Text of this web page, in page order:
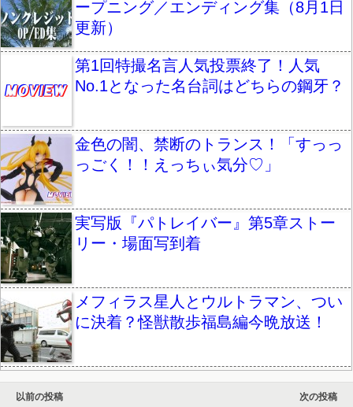
ープニング／エンディング集（8月1日
更新）
第1回特撮名言人気投票終了！人気
No.1となった名台詞はどちらの鋼牙？
金色の闇、禁断のトランス！「すっっ
っごく！！えっちぃ気分♡」
実写版『パトレイバー』第5章ストー
リー・場面写到着
メフィラス星人とウルトラマン、つい
に決着？怪獣散歩福島編今晩放送！
以前の投稿
次の投稿